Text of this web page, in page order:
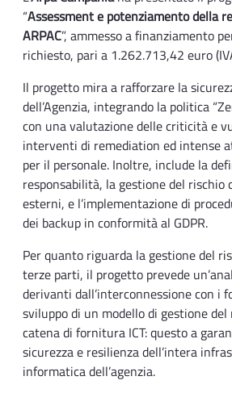
“Assessment e potenziamento della
ARPAC”, ammesso a finanziamento
richiesto, pari a 1.262.713,42 euro
Il progetto mira a rafforzare la
dell’Agenzia, integrando la politica
con una valutazione delle criticità e
interventi di remediation ed intense
per il personale. Inoltre, include la
responsabilità, la gestione del rischio
esterni, e l’implementazione di
dei backup in conformità al GDPR.
Per quanto riguarda la gestione del
terze parti, il progetto prevede
derivanti dall’interconnessione con i
sviluppo di un modello di gestione
catena di fornitura ICT: questo a
sicurezza e resilienza dell’intera
informatica dell’agenzia.